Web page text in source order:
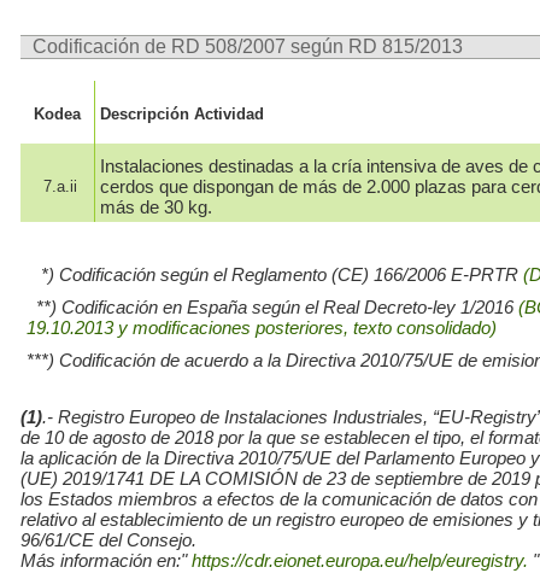
Codificación de RD 508/2007 según RD 815/2013
Kodea Descripción Actividad
7.a.ii
Instalaciones destinadas a la cría intensiva de aves de
cerdos que dispongan de más de 2.000 plazas para
más de 30 kg.
*) Codificación según el Reglamento (CE) 166/2006 E-PRTR
**) Codificación en España según el Real Decreto-ley 1/2016
19.10.2013 y modificaciones posteriores, texto consolidado)
***) Codificación de acuerdo a la Directiva 2010/75/UE de
(1).- Registro Europeo de Instalaciones Industriales, “EU-
de 10 de agosto de 2018 por la que se establecen el tipo, el
la aplicación de la Directiva 2010/75/UE del Parlamento
(UE) 2019/1741 DE LA COMISIÓN de 23 de septiembre de
los Estados miembros a efectos de la comunicación de datos
relativo al establecimiento de un registro europeo de emisiones
96/61/CE del Consejo.
Más información en:"https://cdr.eionet.europa.eu/help/euregistry. "